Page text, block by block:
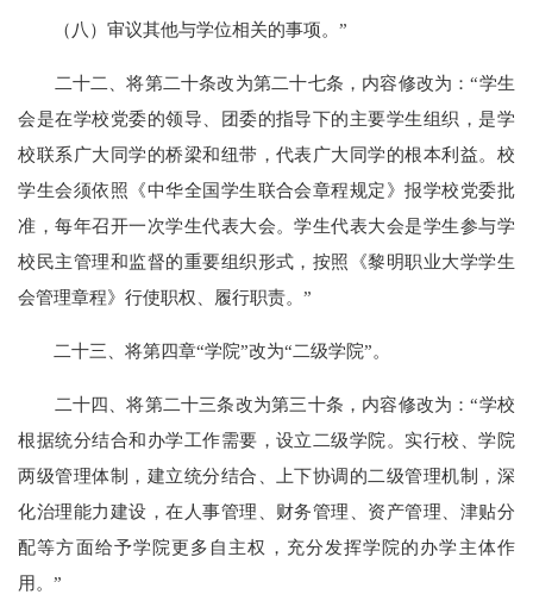
（八）审议其他与学位相关的事项。”
二十二、将第二十条改为第二十七条，内容修改为：“学生
会是在学校党委的领导、团委的指导下的主要学生组织，是学
校联系广大同学的桥梁和纽带，代表广大同学的根本利益。校
学生会须依照《中华全国学生联合会章程规定》报学校党委批
准，每年召开一次学生代表大会。学生代表大会是学生参与学
校民主管理和监督的重要组织形式，按照《黎明职业大学学生
会管理章程》行使职权、履行职责。”
二十三、将第四章“学院”改为“二级学院”。
二十四、将第二十三条改为第三十条，内容修改为：“学校
根据统分结合和办学工作需要，设立二级学院。实行校、学院
两级管理体制，建立统分结合、上下协调的二级管理机制，深
化治理能力建设，在人事管理、财务管理、资产管理、津贴分
配等方面给予学院更多自主权，充分发挥学院的办学主体作
用。”